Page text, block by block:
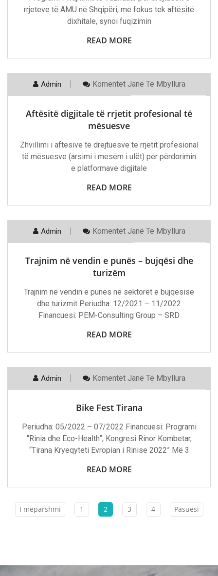
Rrjeteve
Të
AMU
rrjeteve të AMU në Shqipëri, me fokus tek aftësitë
dixhitale, synoi fuqizimin
READ MORE
21 Dhjetor, 2022
Admin Komentet Te
Digjitale
Rrjetit
Profesional
Të
Janë Të Mbyllura
Aftësitë digjitale të rrjetit profesional të
mësuesve
Zhvillimi i aftësive të drejtuesve të rrjetit profesional
të mësuesve (arsimi i mesëm i ulët) për përdorimin
e platformave digjitale
READ MORE
21 Nëntor, 2022
Admin Komentet Te
Në
E
Dhe
Turizëm
Janë Të Mbyllura
Trajnim në vendin e punës – bujqësi dhe
turizëm
Trajnim në vendin e punës në sektorët e bujqësisë
dhe turizmit Periudha: 12/2021 – 11/2022
Financuesi: PEM-Consulting Group – SRD
READ MORE
21 Shtator, 2022
Admin Komentet Te
Fest
Janë Të Mbyllura
Bike Fest Tirana
Periudha: 05/2022 – 07/2022 Financuesi: Programi
“Rinia dhe Eco-Health”, Kongresi Rinor Kombetar,
“Tirana Kryeqyteti Evropian i Rinise 2022” Më 3
READ MORE
I mëparshmi 1 2 3 4 Pasuesi